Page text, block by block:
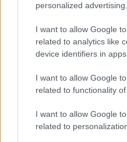
personalized advertising.
I want to allow Google
related to analytics like
device identifiers in apps.
I want to allow Google
related to functionality
I want to allow Google
related to